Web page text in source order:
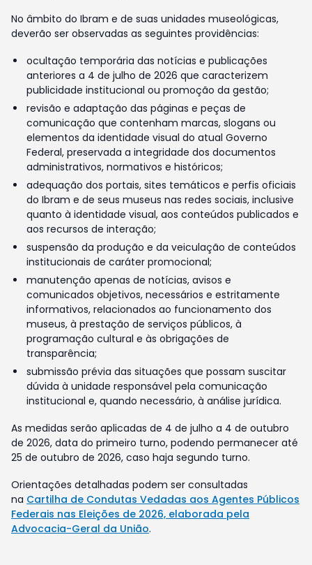
No âmbito do Ibram e de suas unidades museológicas,
deverão ser observadas as seguintes providências:
ocultação temporária das notícias e publicações
anteriores a 4 de julho de 2026 que caracterizem
publicidade institucional ou promoção da gestão;
revisão e adaptação das páginas e peças de
comunicação que contenham marcas, slogans ou
elementos da identidade visual do atual Governo
Federal, preservada a integridade dos documentos
administrativos, normativos e históricos;
adequação dos portais, sites temáticos e perfis oficiais
do Ibram e de seus museus nas redes sociais, inclusive
quanto à identidade visual, aos conteúdos publicados e
aos recursos de interação;
suspensão da produção e da veiculação de conteúdos
institucionais de caráter promocional;
manutenção apenas de notícias, avisos e
comunicados objetivos, necessários e estritamente
informativos, relacionados ao funcionamento dos
museus, à prestação de serviços públicos, à
programação cultural e às obrigações de
transparência;
submissão prévia das situações que possam suscitar
dúvida à unidade responsável pela comunicação
institucional e, quando necessário, à análise jurídica.
As medidas serão aplicadas de 4 de julho a 4 de outubro
de 2026, data do primeiro turno, podendo permanecer até
25 de outubro de 2026, caso haja segundo turno.
Orientações detalhadas podem ser consultadas
na Cartilha de Condutas Vedadas aos Agentes Públicos
Federais nas Eleições de 2026, elaborada pela
Advocacia-Geral da União.